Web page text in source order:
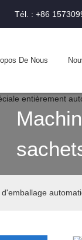
Tél. : +86
De Nous
d'emballage